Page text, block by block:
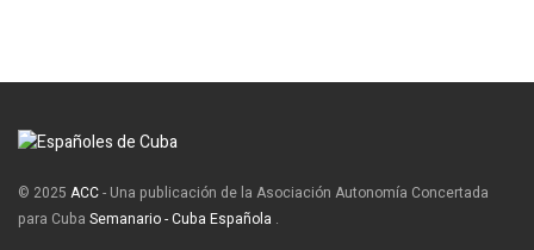
© 2025 ACC- Una publicación de la Asociación Autonomía Concertada
para Cuba Semanario - Cuba Española .